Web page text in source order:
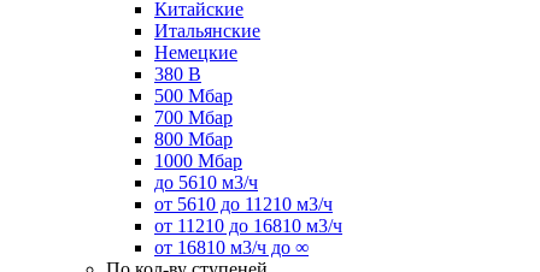
Китайские
Итальянские
Немецкие
380 В
500 Мбар
700 Мбар
800 Мбар
1000 Мбар
до 5610 м3/ч
от 5610 до 11210 м3/ч
от 11210 до 16810 м3/ч
от 16810 м3/ч до ∞